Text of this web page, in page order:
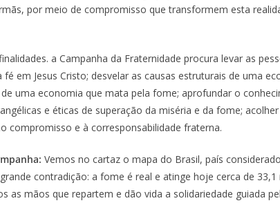
por meio de compromisso que transformem esta
a Campanha da Fraternidade procura levar as
em Jesus Cristo; desvelar as causas estruturais de uma
uma economia que mata pela fome; aprofundar o
e éticas de superação da miséria e da fome;
compromisso e à corresponsabilidade fraterna.
Vemos no cartaz o mapa do Brasil, país
contradição: a fome é real e atinge hoje cerca de
as mãos que repartem e dão vida a solidariedade guiada